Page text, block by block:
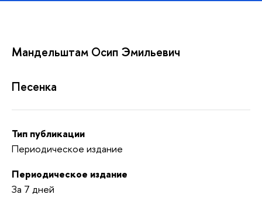
Мандельштам Осип Эмильевич
Песенка
Тип публикации
Периодическое издание
Периодическое издание
За 7 дней